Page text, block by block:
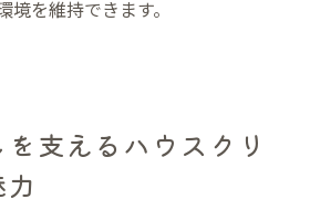
を維持できます。
支えるハウスクリ